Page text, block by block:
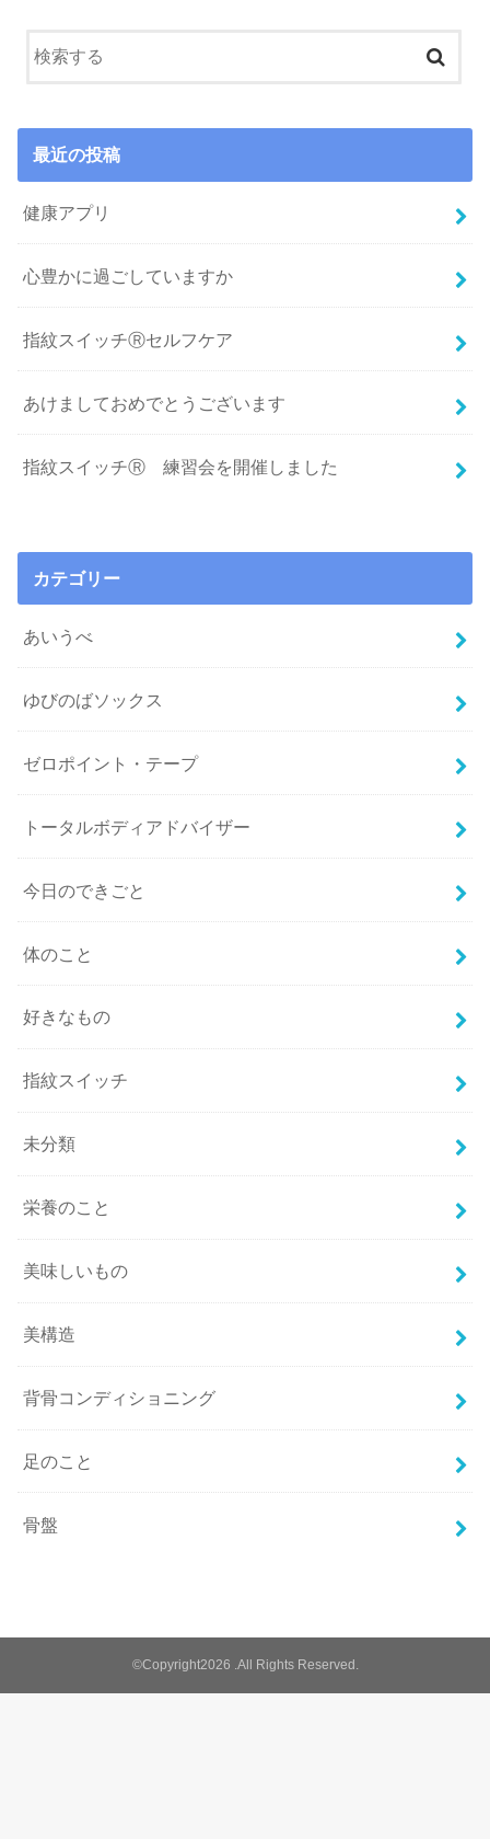
最近の投稿
健康アプリ
心豊かに過ごしていますか
指紋スイッチⓇセルフケア
あけましておめでとうございます
指紋スイッチⓇ 練習会を開催しました
カテゴリー
あいうべ
ゆびのばソックス
ゼロポイント・テープ
トータルボディアドバイザー
今日のできごと
体のこと
好きなもの
指紋スイッチ
未分類
栄養のこと
美味しいもの
美構造
背骨コンディショニング
足のこと
骨盤
©Copyright2026 .All Rights Reserved.